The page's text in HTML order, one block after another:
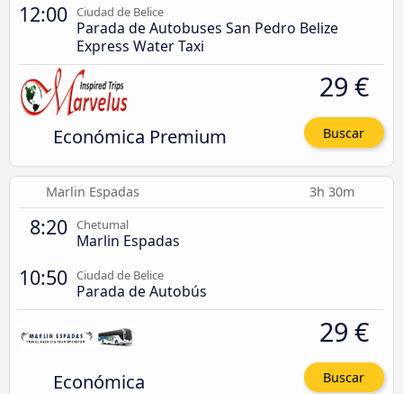
12:00 Ciudad de Belice
Parada de Autobuses San Pedro Belize
Express Water Taxi
Económica Premium
29 €
Buscar
Marlin Espadas 3h 30m
8:20 Chetumal
Marlin Espadas
10:50 Ciudad de Belice
Parada de Autobús
Económica
29 €
Buscar